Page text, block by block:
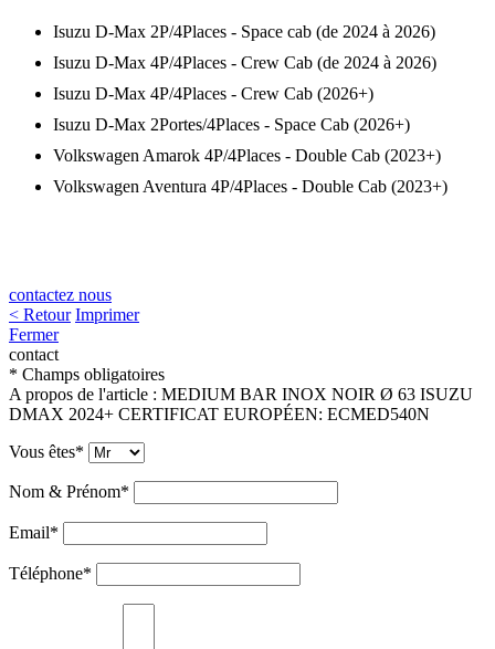
Isuzu D-Max 2P/4Places - Space cab (de 2024 à 2026)
Isuzu D-Max 4P/4Places - Crew Cab (de 2024 à 2026)
Isuzu D-Max 4P/4Places - Crew Cab (2026+)
Isuzu D-Max 2Portes/4Places - Space Cab (2026+)
Volkswagen Amarok 4P/4Places - Double Cab (2023+)
Volkswagen Aventura 4P/4Places - Double Cab (2023+)
contactez nous
< Retour Imprimer
Fermer
contact
* Champs obligatoires
A propos de l'article : MEDIUM BAR INOX NOIR Ø 63 ISUZU
DMAX 2024+ CERTIFICAT EUROPÉEN: ECMED540N
Vous êtes*
Nom & Prénom*
Email*
Téléphone*